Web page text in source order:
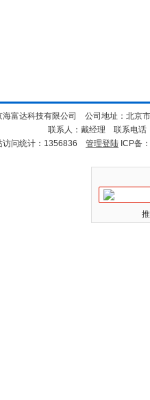
海富达科技有限公司 公司地址：北京
联系人：戴经理 联系电
访问统计：1356836 管理登陆 ICP备：